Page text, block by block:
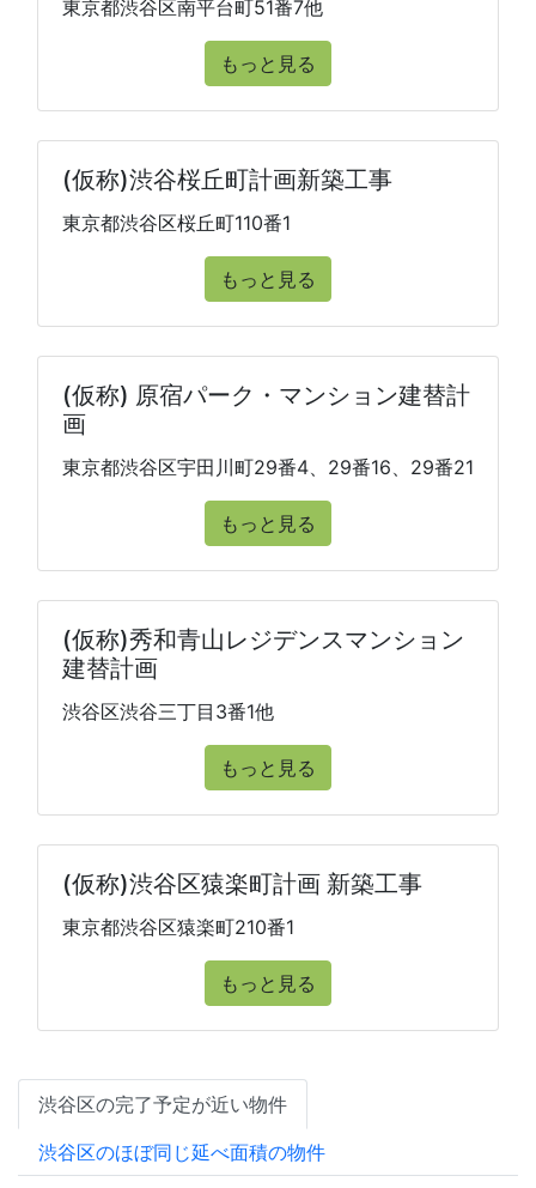
東京都渋谷区南平台町51番7他
もっと見る
(仮称)渋谷桜丘町計画新築工事
東京都渋谷区桜丘町110番1
もっと見る
(仮称) 原宿パーク・マンション建替計
画
東京都渋谷区宇田川町29番4、29番16、29番21
もっと見る
(仮称)秀和青山レジデンスマンション
建替計画
渋谷区渋谷三丁目3番1他
もっと見る
(仮称)渋谷区猿楽町計画 新築工事
東京都渋谷区猿楽町210番1
もっと見る
渋谷区の完了予定が近い物件
渋谷区のほぼ同じ延べ面積の物件